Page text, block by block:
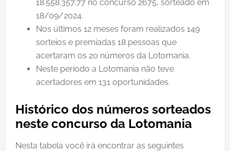
18.558.357,77 no concurso 2675, sorteado em
18/09/2024.
Nos últimos 12 meses foram realizados 149
sorteios e premiadas 18 pessoas que
acertaram os 20 números da Lotomania.
Neste período a Lotomania não teve
acertadores em 131 oportunidades.
Histórico dos números sorteados
neste concurso da Lotomania
Nesta tabela você irá encontrar as seguintes